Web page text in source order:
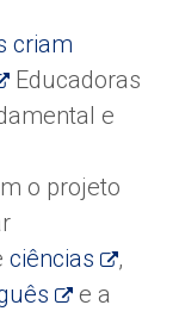
criam
Educadoras
e
o projeto
ciências
,
e a